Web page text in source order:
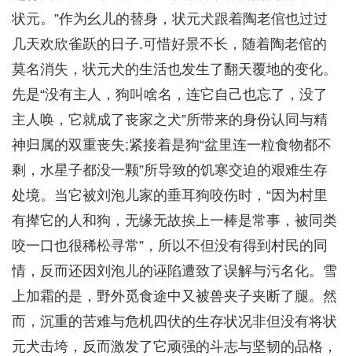
状元。”作为幺儿的替身，状元犬跟着陶老倌也过过
几天欢欣雀跃的日子.可惜好景不长，随着陶老倌的
莫名消失，状元犬的生活也发生了翻天覆地的变化。
先是“没有主人，狗叫啥名，连它自己也忘了，没了
主人唤，它就成了丧家之犬”所带来的身份认同与精
神归属的双重丧失;紧接着是狗“盆里连一粒食物都不
剩，水星子都没一颗”所导致的饥寒交迫的艰难生存
处境。当它被刘泡儿家的垂耳狗咬伤时，“因为村里
有撵它的人和狗，无缘无故挨上一棒是常事，被同类
咬一口也很稀松寻常”，所以不但没有得到村民的同
情，反而还因刘泡儿的诬陷遭致了误解与污名化。雪
上加霜的是，野外觅食途中又被兽夹子夹断了腿。然
而，沉重的苦难与危机四伏的生存状况非但没有将状
元犬击垮，反而激发了它顽强的斗志与坚韧的品格，